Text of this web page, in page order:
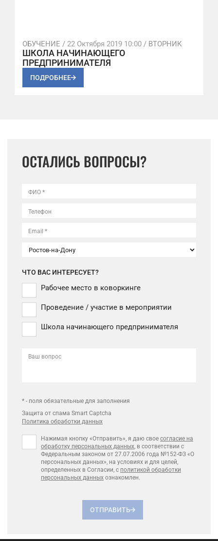
ОБУЧЕНИЕ / 22 Октября 2019 10:00 / ВТОРНИК
ШКОЛА НАЧИНАЮЩЕГО
ПРЕДПРИНИМАТЕЛЯ
ПОДРОБНЕЕ
ОСТАЛИСЬ ВОПРОСЫ?
ФИО *
Телефон
Email *
ЧТО ВАС ИНТЕРЕСУЕТ?
Рабочее место в коворкинге
Проведение / участие в мероприятии
Школа начинающего предпринимателя
Ваш вопрос
* - поля обязательные для заполнения
Защита от спама Smart Captcha
Политика обработки данных
Нажимая кнопку «Отправить», я даю свое согласие на
обработку персональных данных, в соответствии с
Федеральным законом от 27.07.2006 года №152-ФЗ «О
персональных данных», на условиях и для целей,
определенных в Согласии, с политикой обработки
персональных данных ознакомлен.
ОТПРАВИТЬ